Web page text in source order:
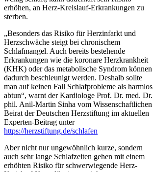
erhöhen, an Herz-Kreislauf-Erkrankungen zu
sterben.
„Besonders das Risiko für Herzinfarkt und
Herzschwäche steigt bei chronischem
Schlafmangel. Auch bereits bestehende
Erkrankungen wie die koronare Herzkrankheit
(KHK) oder das metabolische Syndrom können
dadurch beschleunigt werden. Deshalb sollte
man auf keinen Fall Schlafprobleme als harmlos
abtun“, warnt der Kardiologe Prof. Dr. med. Dr.
phil. Anil-Martin Sinha vom Wissenschaftlichen
Beirat der Deutschen Herzstiftung im aktuellen
Experten-Beitrag unter
https://herzstiftung.de/schlafen
Aber nicht nur ungewöhnlich kurze, sondern
auch sehr lange Schlafzeiten gehen mit einem
erhöhten Risiko für schwerwiegende Herz-